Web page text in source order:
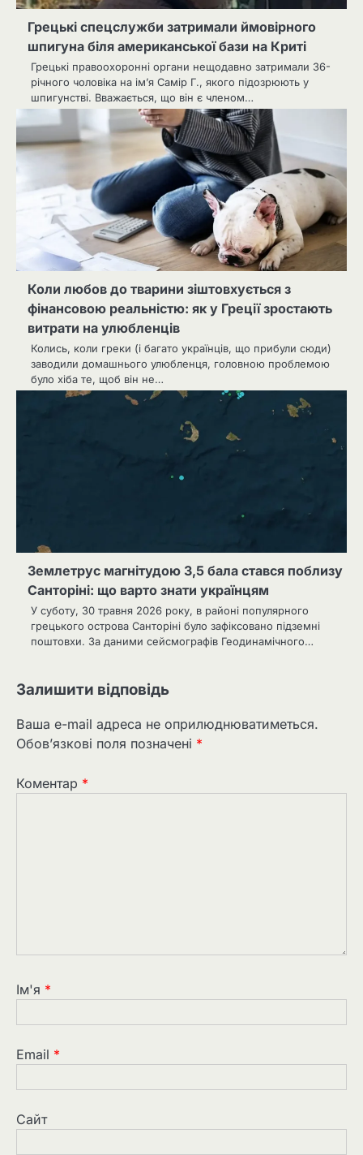
Грецькі спецслужби затримали ймовірного
шпигуна біля американської бази на Криті
Грецькі правоохоронні органи нещодавно затримали 36-
річного чоловіка на ім’я Самір Г., якого підозрюють у
шпигунстві. Вважається, що він є членом…
Коли любов до тварини зіштовхується з
фінансовою реальністю: як у Греції зростають
витрати на улюбленців
Колись, коли греки (і багато українців, що прибули сюди)
заводили домашнього улюбленця, головною проблемою
було хіба те, щоб він не…
Землетрус магнітудою 3,5 бала стався поблизу
Санторіні: що варто знати українцям
У суботу, 30 травня 2026 року, в районі популярного
грецького острова Санторіні було зафіксовано підземні
поштовхи. За даними сейсмографів Геодинамічного…
Залишити відповідь
Ваша e-mail адреса не оприлюднюватиметься.
Обов’язкові поля позначені *
Коментар *
Ім'я *
Email *
Сайт